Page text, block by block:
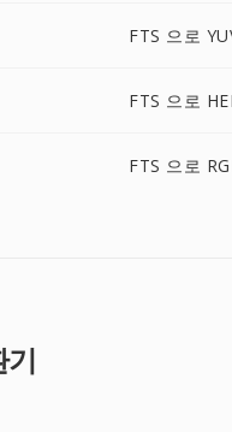
FTS 으로
FTS 으로
FTS 으로